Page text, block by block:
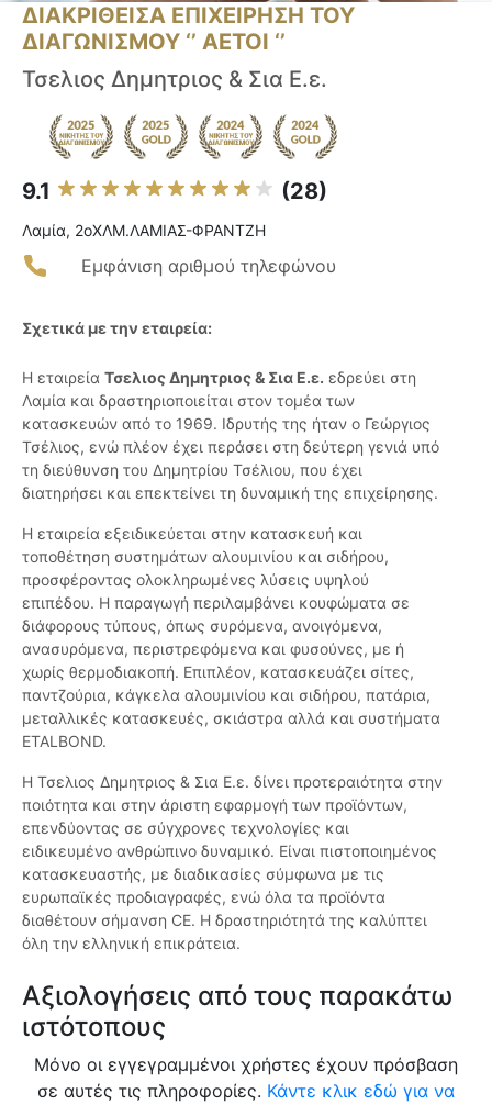
ΔΙΑΚΡΙΘΕΙΣΑ ΕΠΙΧΕΙΡΗΣΗ ΤΟΥ
ΔΙΑΓΩΝΙΣΜΟΥ ‘’ ΑΕΤΟΙ ‘’
Τσελιος Δημητριος & Σια Ε.ε.
9.1 (28)
Λαμία, 2οΧΛΜ.ΛΑΜΙΑΣ-ΦΡΑΝΤΖΗ
Εμφάνιση αριθμού τηλεφώνου
Σχετικά με την εταιρεία:
Η εταιρεία Τσελιος Δημητριος & Σια Ε.ε. εδρεύει στη
Λαμία και δραστηριοποιείται στον τομέα των
κατασκευών από το 1969. Ιδρυτής της ήταν ο Γεώργιος
Τσέλιος, ενώ πλέον έχει περάσει στη δεύτερη γενιά υπό
τη διεύθυνση του Δημητρίου Τσέλιου, που έχει
διατηρήσει και επεκτείνει τη δυναμική της επιχείρησης.
Η εταιρεία εξειδικεύεται στην κατασκευή και
τοποθέτηση συστημάτων αλουμινίου και σιδήρου,
προσφέροντας ολοκληρωμένες λύσεις υψηλού
επιπέδου. Η παραγωγή περιλαμβάνει κουφώματα σε
διάφορους τύπους, όπως συρόμενα, ανοιγόμενα,
ανασυρόμενα, περιστρεφόμενα και φυσούνες, με ή
χωρίς θερμοδιακοπή. Επιπλέον, κατασκευάζει σίτες,
παντζούρια, κάγκελα αλουμινίου και σιδήρου, πατάρια,
μεταλλικές κατασκευές, σκιάστρα αλλά και συστήματα
ETALBOND.
Η Τσελιος Δημητριος & Σια Ε.ε. δίνει προτεραιότητα στην
ποιότητα και στην άριστη εφαρμογή των προϊόντων,
επενδύοντας σε σύγχρονες τεχνολογίες και
ειδικευμένο ανθρώπινο δυναμικό. Είναι πιστοποιημένος
κατασκευαστής, με διαδικασίες σύμφωνα με τις
ευρωπαϊκές προδιαγραφές, ενώ όλα τα προϊόντα
διαθέτουν σήμανση CE. Η δραστηριότητά της καλύπτει
όλη την ελληνική επικράτεια.
Αξιολογήσεις από τους παρακάτω
ιστότοπους
Μόνο οι εγγεγραμμένοι χρήστες έχουν πρόσβαση
σε αυτές τις πληροφορίες. Κάντε κλικ εδώ για να